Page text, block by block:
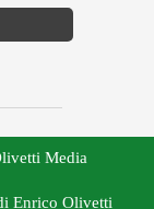
Media
Enrico Olivetti